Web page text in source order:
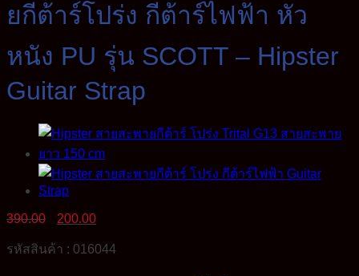
ยกีต้าร์โปร่ง กีต้าร์ไฟฟ้า หัว
หนัง PU รุ่น SCOTT – Hipster
Guitar Strap
390.00
Original
was:
200.00
is:
รหัสสินค้า : 016044